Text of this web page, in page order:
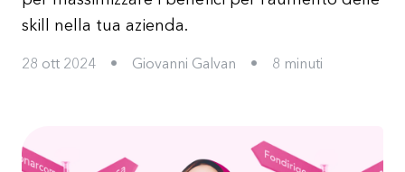
skill nella tua azienda.
28 ott 2024 • Giovanni Galvan • 8 minuti